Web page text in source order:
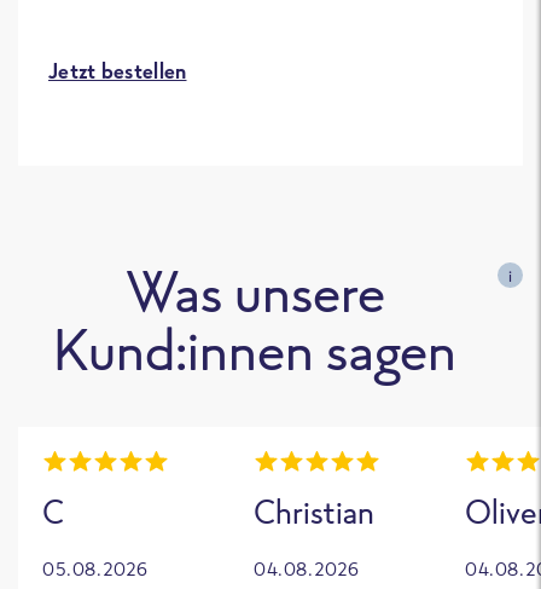
Jetzt bestellen
Was unsere
Kund:innen sagen
i
C
05.08.2026
Christian
04.08.2026